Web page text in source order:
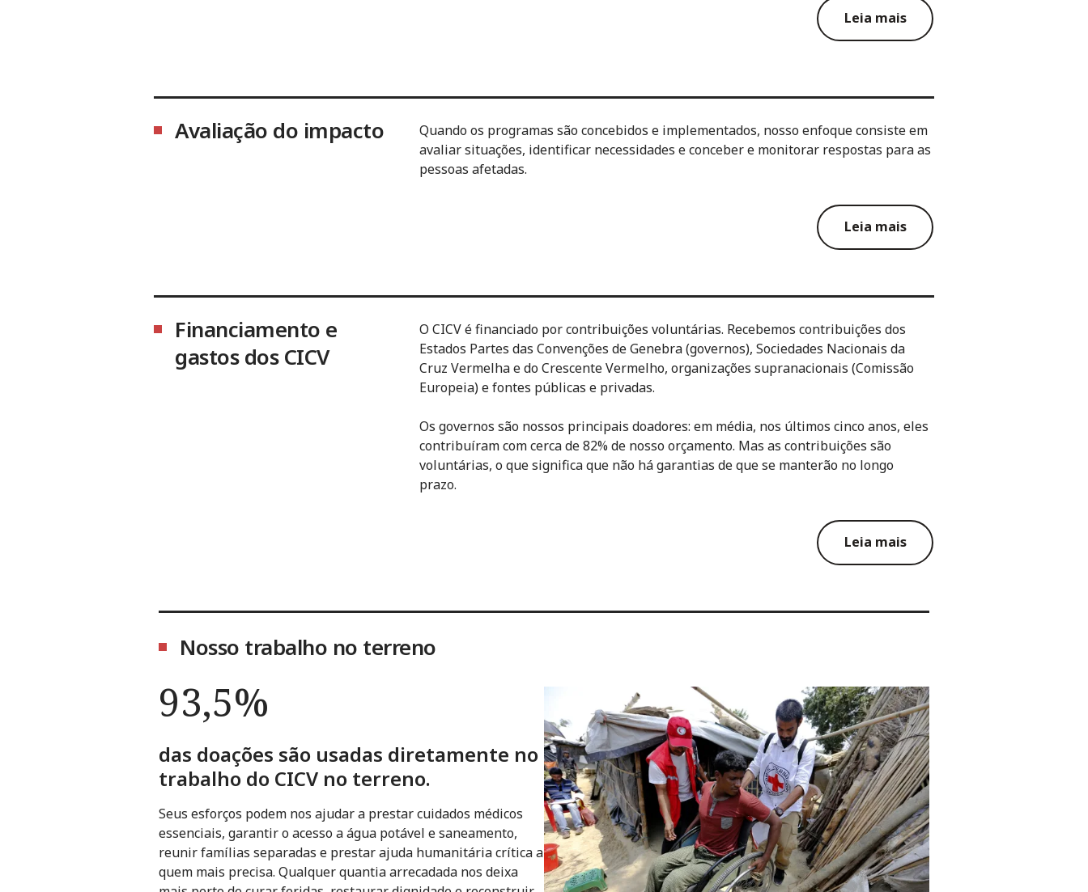
Leia mais
Avaliação do impacto
Quando os programas são concebidos e implementados, nosso enfoque consiste em
avaliar situações, identificar necessidades e conceber e monitorar respostas para as
pessoas afetadas.
Leia mais
Financiamento e
gastos dos CICV
O CICV é financiado por contribuições voluntárias. Recebemos contribuições dos
Estados Partes das Convenções de Genebra (governos), Sociedades Nacionais da
Cruz Vermelha e do Crescente Vermelho, organizações supranacionais (Comissão
Europeia) e fontes públicas e privadas.
Os governos são nossos principais doadores: em média, nos últimos cinco anos, eles
contribuíram com cerca de 82% de nosso orçamento. Mas as contribuições são
voluntárias, o que significa que não há garantias de que se manterão no longo
prazo.
Leia mais
Nosso trabalho no terreno
93,5%
das doações são usadas diretamente no
trabalho do CICV no terreno.
Seus esforços podem nos ajudar a prestar cuidados médicos
essenciais, garantir o acesso a água potável e saneamento,
reunir famílias separadas e prestar ajuda humanitária crítica a
quem mais precisa. Qualquer quantia arrecadada nos deixa